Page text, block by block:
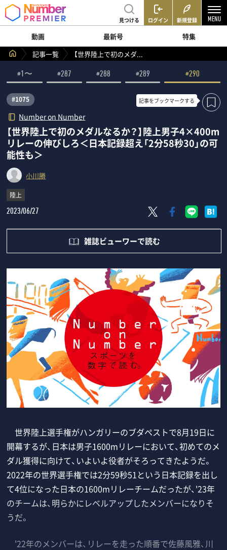
見つける ログイン 新規登録
動画 最新号
特集
記事一覧
【世界陸上で初のメダ...
#1〜 #287 #288 #289 #290
#1075
Number on Number
記事をブックマークする
【世界陸上で初のメダルなるか？】陸上男子4×400m
リレーの伸びしろ＜日本記録超え「2分58秒30」の可
能性も＞
小川勝
陸上
2023/06/27
雑誌ビューワーで読む
世界陸上選手権がハンガリーのブダペストで8月19日に
開幕するが、日本は男子1600mリレーにおいて、初めてのメ
ダル獲得に向けて、いよいよ役者がそろってきたようだ。
2022年の世界選手権では2分59秒51という日本記録を出し
て4位になった日本の1600mリレーチームだったが、'23年
のチームは、明らかにレベルアップしたメンバーになりそ
うだ。
'22年のメンバーは、リレーを走った順番で佐藤風雅、川